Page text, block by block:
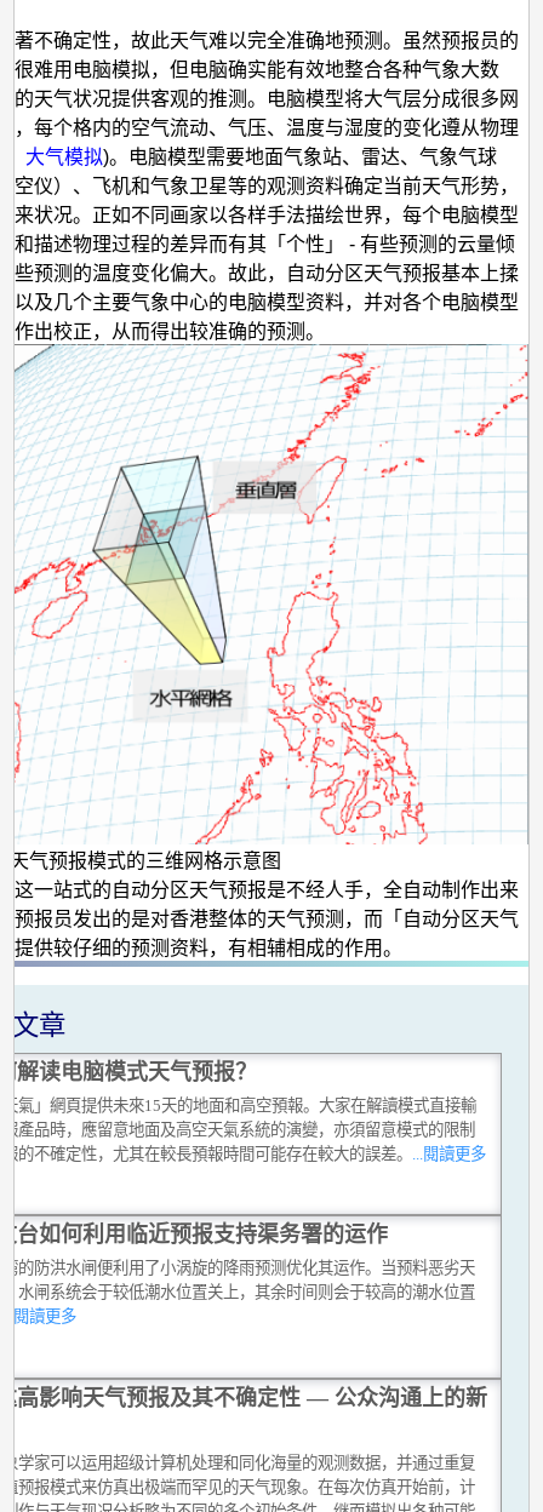
著不确定性，故此天气难以完全准确地预测。虽然预报员的
很难用电脑模拟，但电脑确实能有效地整合各种气象大数
的天气状况提供客观的推测。电脑模型将大气层分成很多网
，每个格内的空气流动、气压、温度与湿度的变化遵从物理
大气模拟)。电脑模型需要地面气象站、雷达、气象气球
空仪）、飞机和气象卫星等的观测资料确定当前天气形势，
来状况。正如不同画家以各样手法描绘世界，每个电脑模型
和描述物理过程的差异而有其「个性」 - 有些预测的云量倾
些预测的温度变化偏大。故此，自动分区天气预报基本上揉
以及几个主要气象中心的电脑模型资料，并对各个电脑模型
作出校正，从而得出较准确的预测。
气预报模式的三维网格示意图
这一站式的自动分区天气预报是不经人手，全自动制作出来
预报员发出的是对香港整体的天气预测，而「自动分区天气
提供较仔细的预测资料，有相辅相成的作用。
文章
解读电脑模式天气预报？
氣」網頁提供未來15天的地面和高空預報。大家在解讀模式直接輸
產品時，應留意地面及高空天氣系統的演變，亦須留意模式的限制
的不確定性，尤其在較長預報時間可能存在較大的誤差。
...閱讀更多
台如何利用临近预报支持渠务署的运作
的防洪水闸便利用了小涡旋的降雨预测优化其运作。当预料恶劣天
水闸系统会于较低潮水位置关上，其余时间则会于较高的潮水位置
...閱讀更多
高影响天气预报及其不确定性 — 公众沟通上的新
学家可以运用超级计算机处理和同化海量的观测数据，并通过重复
预报模式来仿真出极端而罕见的天气现象。在每次仿真开始前，计